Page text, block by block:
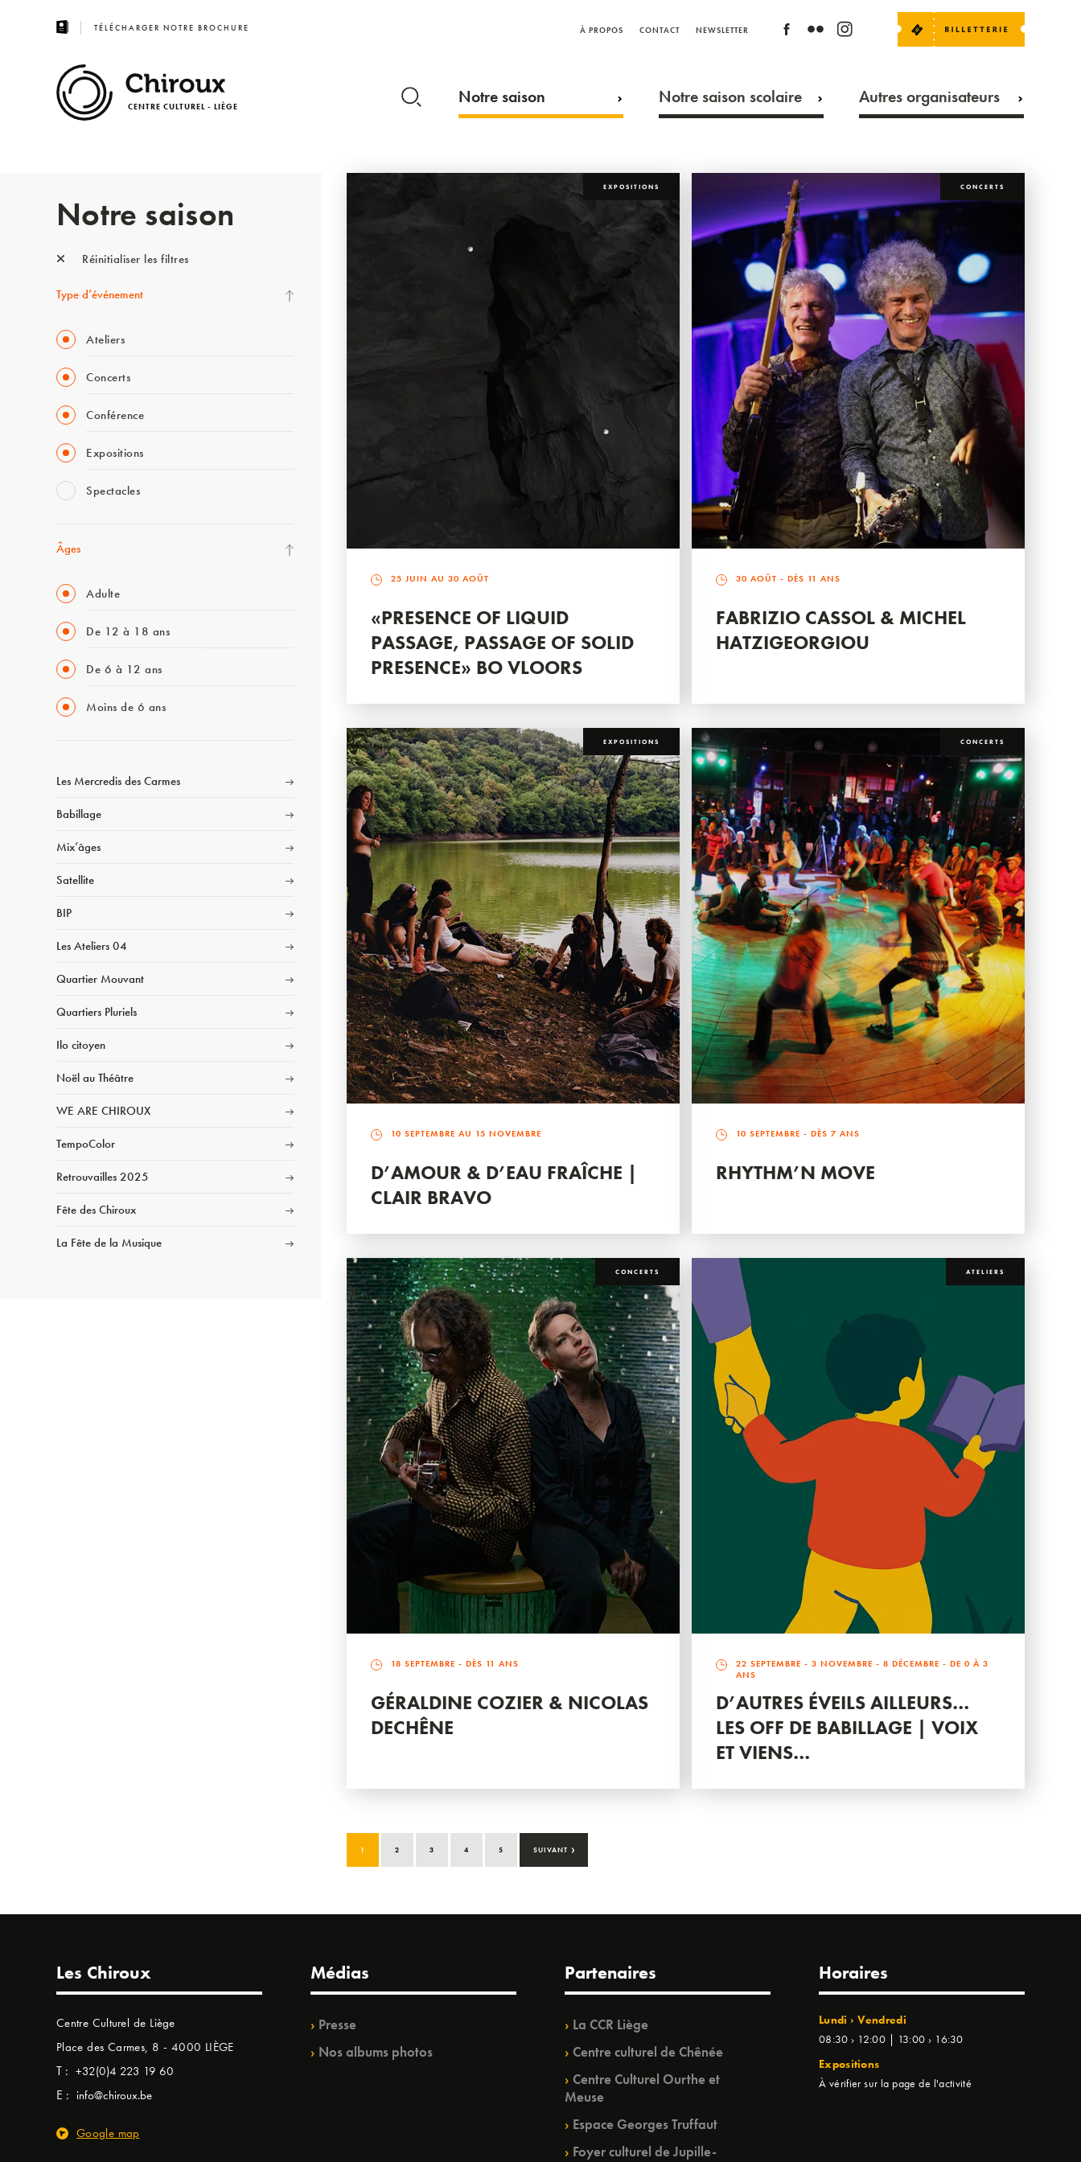
TÉLÉCHARGER NOTRE BROCHURE À PROPOS CONTACT NEWSLETTER
CENTRE CULTUREL - LIÈGE Notre saison Notre saison scolaire Autres organisateurs
Notre saison
Réinitialiser les filtres
Type d’événement
Ateliers
Concerts
Conférence
Expositions
Spectacles
Âges
Adulte
De 12 à 18 ans
De 6 à 12 ans
Moins de 6 ans
Les Mercredis des Carmes
Babillage
Mix’âges
Satellite
BIP
Les Ateliers 04
Quartier Mouvant
Quartiers Pluriels
Ilo citoyen
Noël au Théâtre
WE ARE CHIROUX
TempoColor
Retrouvailles 2025
Fête des Chiroux
La Fête de la Musique
EXPOSITIONS
25 JUIN AU 30 AOÛT
«PRESENCE OF LIQUID
PASSAGE, PASSAGE OF SOLID
PRESENCE» BO VLOORS
CONCERTS
30 AOÛT - DÈS 11 ANS
FABRIZIO CASSOL & MICHEL
HATZIGEORGIOU
EXPOSITIONS
10 SEPTEMBRE AU 15 NOVEMBRE
D’AMOUR & D’EAU FRAÎCHE |
CLAIR BRAVO
CONCERTS
10 SEPTEMBRE - DÈS 7 ANS
RHYTHM’N MOVE
CONCERTS
18 SEPTEMBRE - DÈS 11 ANS
GÉRALDINE COZIER & NICOLAS
DECHÊNE
ATELIERS
22 SEPTEMBRE -3 NOVEMBRE -8 DÉCEMBRE - DE 0 À 3
ANS
D’AUTRES ÉVEILS AILLEURS…
LES OFF DE BABILLAGE | VOIX
ET VIENS…
1 2 3 4 5 SUIVANT ›
Les Chiroux
Centre Culturel de Liège
Place des Carmes, 8 - 4000 LIÈGE
T : +32(0)4 223 19 60
E : info@chiroux.be
Google map
Médias
Presse
Nos albums photos
Partenaires
La CCR Liège
Centre culturel de Chênée
Centre Culturel Ourthe et
Meuse
Espace Georges Truffaut
Foyer culturel de Jupille-
Horaires
Lundi › Vendredi
08:30 › 12:00 | 13:00 › 16:30
Expositions
À vérifier sur la page de l'activité